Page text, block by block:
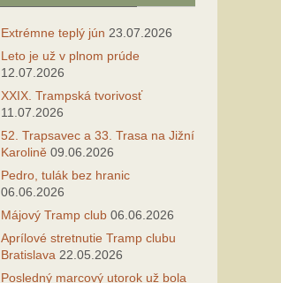
Extrémne teplý jún 23.07.2026
Leto je už v plnom prúde
12.07.2026
XXIX. Trampská tvorivosť
11.07.2026
52. Trapsavec a 33. Trasa na Jižní
Karolině 09.06.2026
Pedro, tulák bez hranic
06.06.2026
Májový Tramp club 06.06.2026
Aprílové stretnutie Tramp clubu
Bratislava 22.05.2026
Posledný marcový utorok už bola